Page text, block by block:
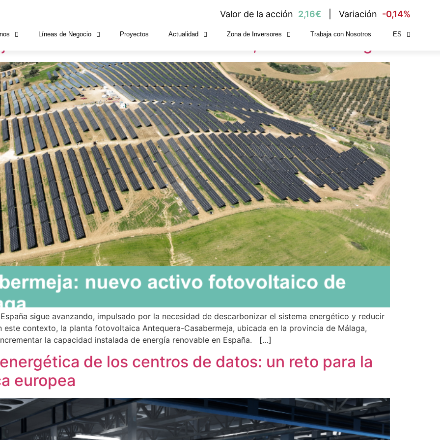
Valor de la acción 2,16€ Variación -0,14%
Líneas de Negocio Proyectos Actualidad Zona de Inversores Trabaja con Nosotros ES
nuevo activo fotovoltaico de 21,5 MW en Málaga
sigue avanzando, impulsado por la necesidad de descarbonizar el sistema energético y reducir
este contexto, la planta fotovoltaica Antequera-Casabermeja, ubicada en la provincia de Málaga,
la capacidad instalada de energía renovable en España. […]
de los centros de datos: un reto para la
europea